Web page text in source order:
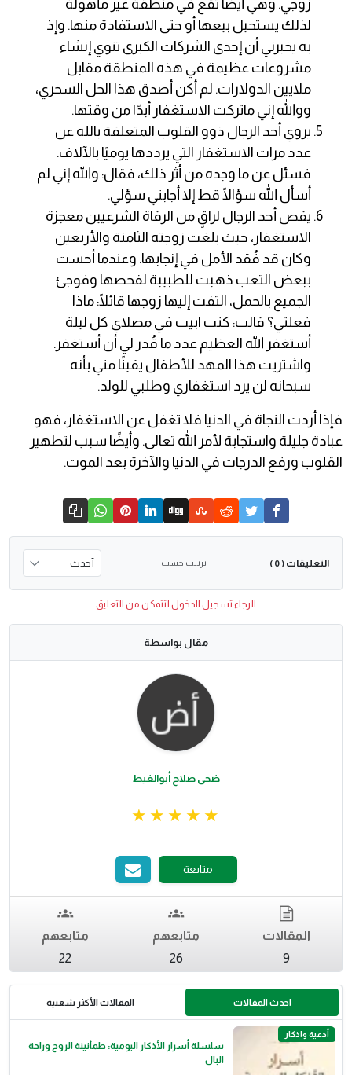
زوجي. وهي أيضًا تقع في منطقة غير مأهولة
لذلك يستحيل بيعها أو حتى الاستفادة منها. وإذ
به يخبرني أن إحدى الشركات الكبرى تنوي إنشاء
مشروعات عظيمة في هذه المنطقة مقابل
ملايين الدولارات. لم أكن أصدق هذا الحل السحري،
ووالله إني ماتركت الاستغفار أبدًا من وقتها.
يروي أحد الرجال ذوو القلوب المتعلقة بالله عن
عدد مرات الاستغفار التي يرددها يوميًا بالآلاف.
فسئل عن ما وجده من أثر ذلك، فقال: والله إني لم
أسأل الله سؤالًا قط إلا أجابني سؤلي.
يقص أحد الرجال لراقٍ من الرقاة الشرعيين معجزة
الاستغفار، حيث بلغت زوجته الثامنة والأربعين
وكان قد فُقد الأمل في إنجابها. وعندما أحست
ببعض التعب ذهبت للطبيبة لفحصها وفوجئ
الجميع بالحمل، التفت إليها زوجها قائلًا: ماذا
فعلتي؟ قالت: كنت ابيت في مصلاي كل ليلة
أستغفر الله العظيم عدد ما قُدر لي أن أستغفر.
واشتريت هذا المهد للأطفال يقينًا مني بأنه
سبحانه لن يرد استغفاري وطلبي للولد.
فإذا أردت النجاة في الدنيا فلا تغفل عن الاستغفار، فهو
عبادة جليلة واستجابة لأمر الله تعالى. وأيضًا سبب لتطهير
القلوب ورفع الدرجات في الدنيا والآخرة بعد الموت.
التعليقات ( 0 ) ترتيب حسب
الرجاء تسجيل الدخول لتتمكن من التعليق
مقال بواسطة
ضحى صلاح أبوالغيط
متابعة
المقالات
9
متابعهم
26
متابعهم
22
احدث المقالات المقالات الأكثر شعبية
أدعية واذكار
سلسلة أسرار الأذكار اليومية: طمأنينة الروح وراحة
البال